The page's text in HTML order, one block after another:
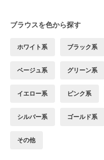
ブラウスを色から探す
ホワイト系 ブラック系
ベージュ系 グリーン系
イエロー系 ピンク系
シルバー系 ゴールド系
その他